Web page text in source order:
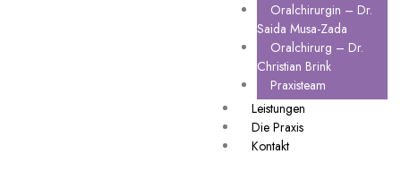
Oralchirurgin – Dr.
Saida Musa-Zada
Oralchirurg – Dr.
Christian Brink
Praxisteam
Leistungen
Die Praxis
Kontakt